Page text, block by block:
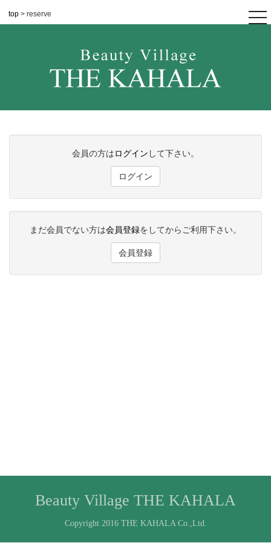
top > reserve
会員の方はログイン して下さい。
ログイン
まだ会員でない方は会員登録をしてからご利用下さい。
会員登録
Beauty Village THE KAHALA
Copyright 2016 THE KAHALA Co.,Ltd.